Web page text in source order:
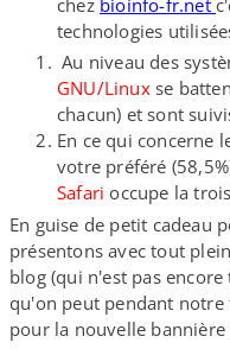
technologies
Au niveau des
GNU/​Linuxse
chacun) et sont
En ce qui concerne
votre préféré
Safari occupe la
En guise de petit cadeau
présentons avec tout
blog (qui n'est pas
qu'on peut pendant notre
pour la nouvelle